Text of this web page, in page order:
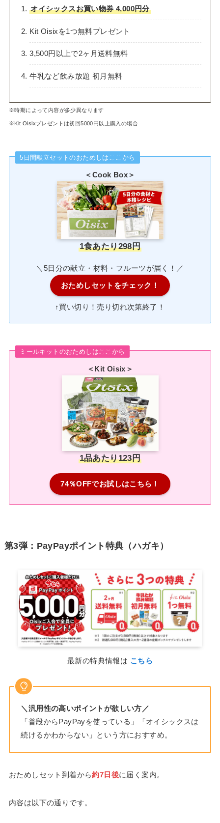
オイシックスお買い物券 4,000円分
Kit Oisixを1つ無料プレゼント
3,500円以上で2ヶ月送料無料
牛乳など飲み放題 初月無料
※時期によって内容が多少異なります
※Kit Oisixプレゼントは初回5000円以上購入の場合
5日間献立セットのおためしはここから
＜Cook Box＞
1食あたり298円
＼5日分の献立・材料・フルーツが届く！／
おためしセットをチェック！
↑買い切り！売り切れ次第終了！
ミールキットのおためしはここから
＜Kit Oisix＞
1品あたり123円
74％OFFでお試しはこちら！
第3弾：PayPayポイント特典（ハガキ）
最新の特典情報は こちら
＼汎用性の高いポイントが欲しい方／
「普段からPayPayを使っている」「オイシックスは
続けるかわからない」という方におすすめ。
おためしセット到着から約7日後に届く案内。
内容は以下の通りです。